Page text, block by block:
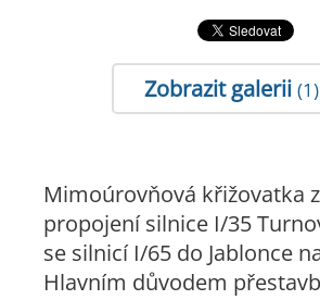
Zobrazit galerii (1)
Mimoúrovňová křižovatka
propojení silnice I/35
se silnicí I/65 do Jablonce
Hlavním důvodem